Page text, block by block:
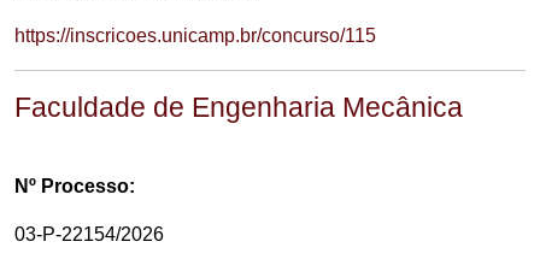
https://inscricoes.unicamp.br/concurso/115
Faculdade de Engenharia Mecânica
Nº Processo:
03-P-22154/2026